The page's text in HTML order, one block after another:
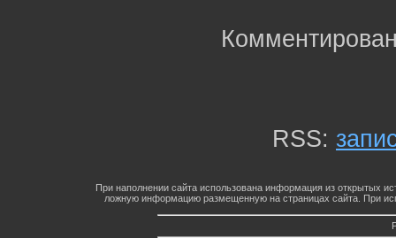
RSS:
При наполнении сайта использована информация из открытых
ложную информацию размещенную на страницах сайта. При